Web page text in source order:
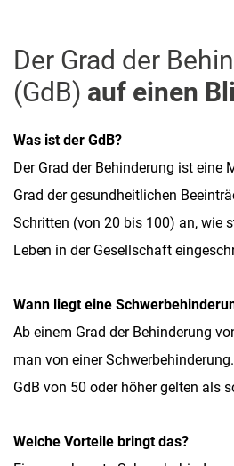
Der Grad der
(GdB) auf einen
Was ist der GdB?
Der Grad der Behinderung ist eine
Grad der gesundheitlichen
Schritten (von 20 bis 100) an, wie
Leben in der Gesellschaft
Wann liegt eine
Ab einem Grad der Behinderung
man von einer
GdB von 50 oder höher gelten als
Welche Vorteile bringt das?